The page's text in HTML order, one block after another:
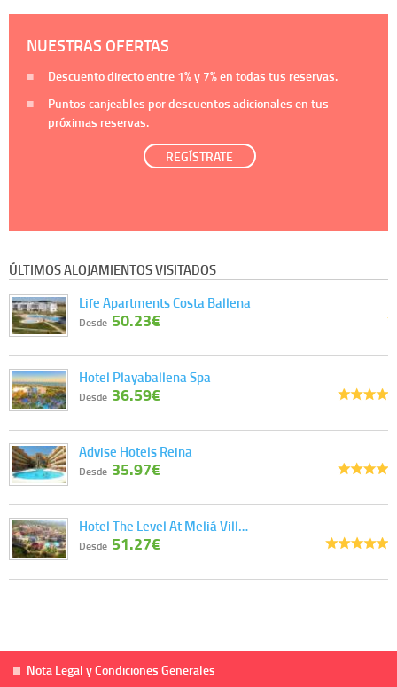
NUESTRAS OFERTAS
Descuento directo entre 1%y 7%en todas tus reservas.
Puntos canjeables por descuentos adicionales en tus
próximas reservas.
REGÍSTRATE
ÚLTIMOS ALOJAMIENTOS VISITADOS
Life Apartments Costa Ballena
Desde 50.23€
Hotel Playaballena Spa
Desde 36.59€
Advise Hotels Reina
Desde 35.97€
Hotel The Level At Meliá Vill…
Desde 51.27€
Nota Legal y Condiciones Generales